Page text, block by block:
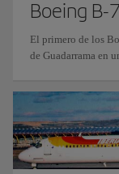
Boeing B-
El primero de los
de Guadarrama en